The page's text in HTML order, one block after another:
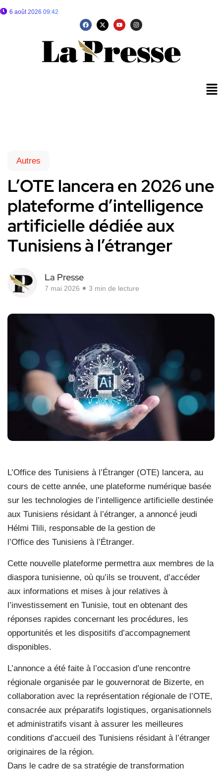
6 août 2026 09:42
Autres
L’OTE lancera en 2026 une
plateforme d’intelligence
artificielle dédiée aux
Tunisiens à l’étranger
La Presse
7 mai 2026 3 min de lecture
L’Office des Tunisiens à l’Étranger (OTE) lancera, au
cours de cette année, une plateforme numérique basée
sur les technologies de l’intelligence artificielle destinée
aux Tunisiens résidant à l’étranger, a annoncé jeudi
Hélmi Tlili, responsable de la gestion de
l’Office des Tunisiens à l’Étranger.
Cette nouvelle plateforme permettra aux membres de la
diaspora tunisienne, où qu’ils se trouvent, d’accéder
aux informations et mises à jour relatives à
l’investissement en Tunisie, tout en obtenant des
réponses rapides concernant les procédures, les
opportunités et les dispositifs d’accompagnement
disponibles.
L’annonce a été faite à l’occasion d’une rencontre
régionale organisée par le gouvernorat de Bizerte, en
collaboration avec la représentation régionale de l’OTE,
consacrée aux préparatifs logistiques, organisationnels
et administratifs visant à assurer les meilleures
conditions d’accueil des Tunisiens résidant à l’étranger
originaires de la région.
Dans le cadre de sa stratégie de transformation